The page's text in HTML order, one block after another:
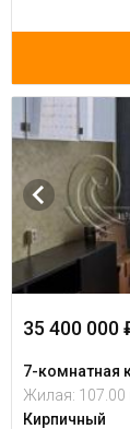
35 400 000
7-комнатная
Жилая: 107.00
Кирпичный